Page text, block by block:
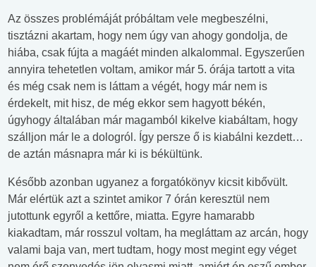
Az összes problémáját próbáltam vele megbeszélni,
tisztázni akartam, hogy nem úgy van ahogy gondolja, de
hiába, csak fújta a magáét minden alkalommal. Egyszerűen
annyira tehetetlen voltam, amikor már 5. órája tartott a vita
és még csak nem is láttam a végét, hogy már nem is
érdekelt, mit hisz, de még ekkor sem hagyott békén,
úgyhogy általában már magamból kikelve kiabáltam, hogy
szálljon már le a dologról. Így persze ő is kiabálni kezdett…
de aztán másnapra már ki is békültünk.
Később azonban ugyanez a forgatókönyv kicsit kibővült.
Már elértük azt a szintet amikor 7 órán keresztül nem
jutottunk egyről a kettőre, miatta. Egyre hamarabb
kiakadtam, már rosszul voltam, ha megláttam az arcán, hogy
valami baja van, mert tudtam, hogy most megint egy véget